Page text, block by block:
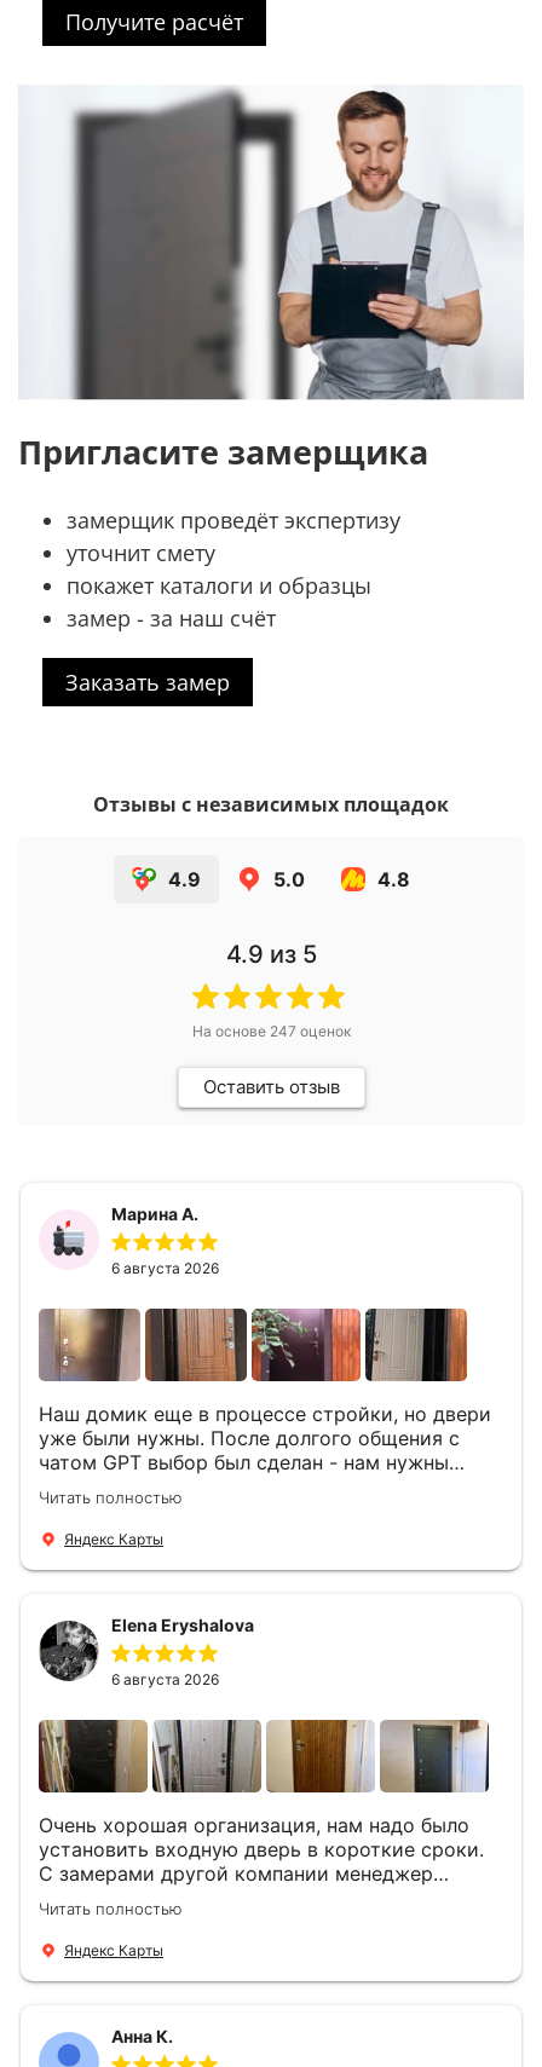
Получите расчёт
Пригласите замерщика
замерщик проведёт экспертизу
уточнит смету
покажет каталоги и образцы
замер - за наш счёт
Заказать замер
Отзывы с независимых площадок
4.9 5.0 4.8
4.9 из 5
На основе 247 оценок
Оставить отзыв
Марина А.
6 августа 2026
Наш домик еще в процессе стройки, но двери
уже были нужны. После долгого общения с
чатом GPT выбор был сделан - нам нужны
двери Аргус Термо Композит, которые нашлись
в компании ДвериОпт . Менеджер Филипп
ответил на все вопросы, посчитал стоимость и
установили две двери, ответили на все
вопросы . Выполненной работой мы довольны.
Огромная всем благодарность!
Читать полностью
Яндекс Карты
Elena Eryshalova
6 августа 2026
Очень хорошая организация, нам надо было
установить входную дверь в короткие сроки.
С замерами другой компании менеджер
компании Филлип, быстро предоставил нам
варианты дверей, монтаж тоже был очень
четкий, позвонили, согласовали и установили
Читать полностью
Яндекс Карты
Анна К.